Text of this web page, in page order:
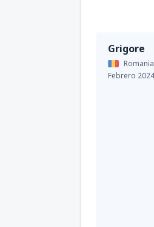
Grigore
Febrero 2024